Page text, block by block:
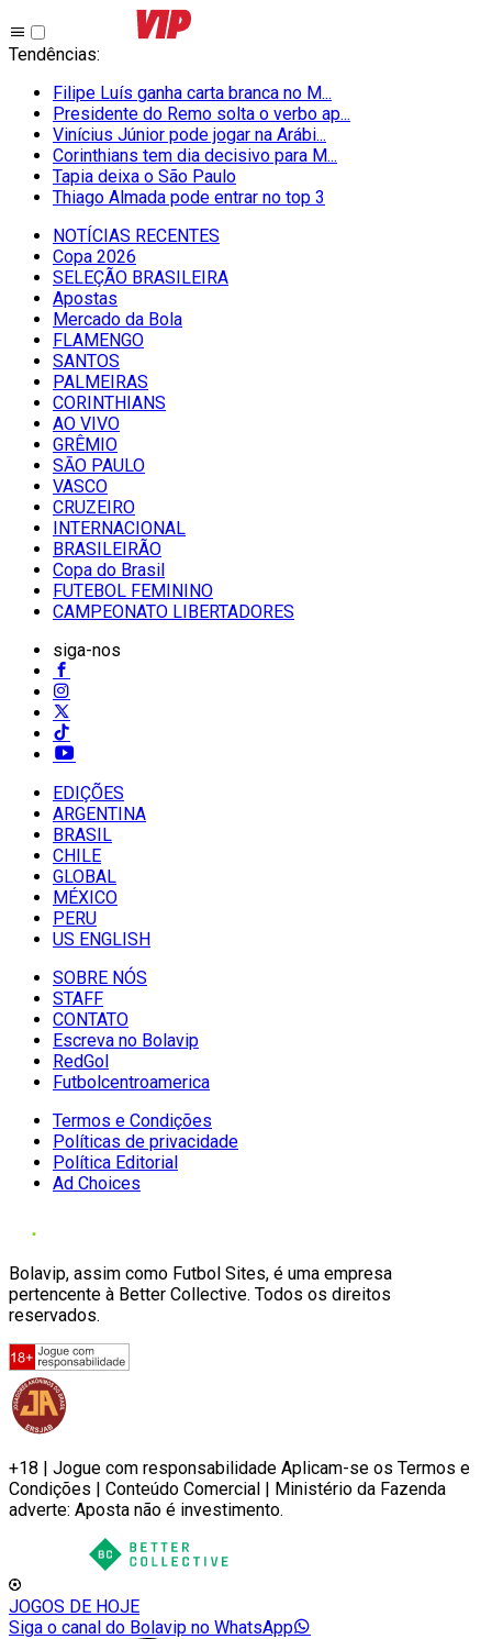
Tendências:
Filipe Luís ganha carta branca no M...
Presidente do Remo solta o verbo ap...
Vinícius Júnior pode jogar na Arábi...
Corinthians tem dia decisivo para M...
Tapia deixa o São Paulo
Thiago Almada pode entrar no top 3
NOTÍCIAS RECENTES
Copa 2026
SELEÇÃO BRASILEIRA
Apostas
Mercado da Bola
FLAMENGO
SANTOS
PALMEIRAS
CORINTHIANS
AO VIVO
GRÊMIO
SĀO PAULO
VASCO
CRUZEIRO
INTERNACIONAL
BRASILEIRÃO
Copa do Brasil
FUTEBOL FEMININO
CAMPEONATO LIBERTADORES
siga-nos
EDIÇÕES
ARGENTINA
BRASIL
CHILE
GLOBAL
MÉXICO
PERU
US ENGLISH
SOBRE NÓS
STAFF
CONTATO
Escreva no Bolavip
RedGol
Futbolcentroamerica
Termos e Condições
Políticas de privacidade
Política Editorial
Ad Choices
Bolavip, assim como Futbol Sites, é uma empresa
pertencente à Better Collective. Todos os direitos
reservados.
+18 | Jogue com responsabilidade Aplicam-se os Termos e
Condições | Conteúdo Comercial | Ministério da Fazenda
adverte: Aposta não é investimento.
JOGOS DE HOJE
Siga o canal do Bolavip no WhatsApp